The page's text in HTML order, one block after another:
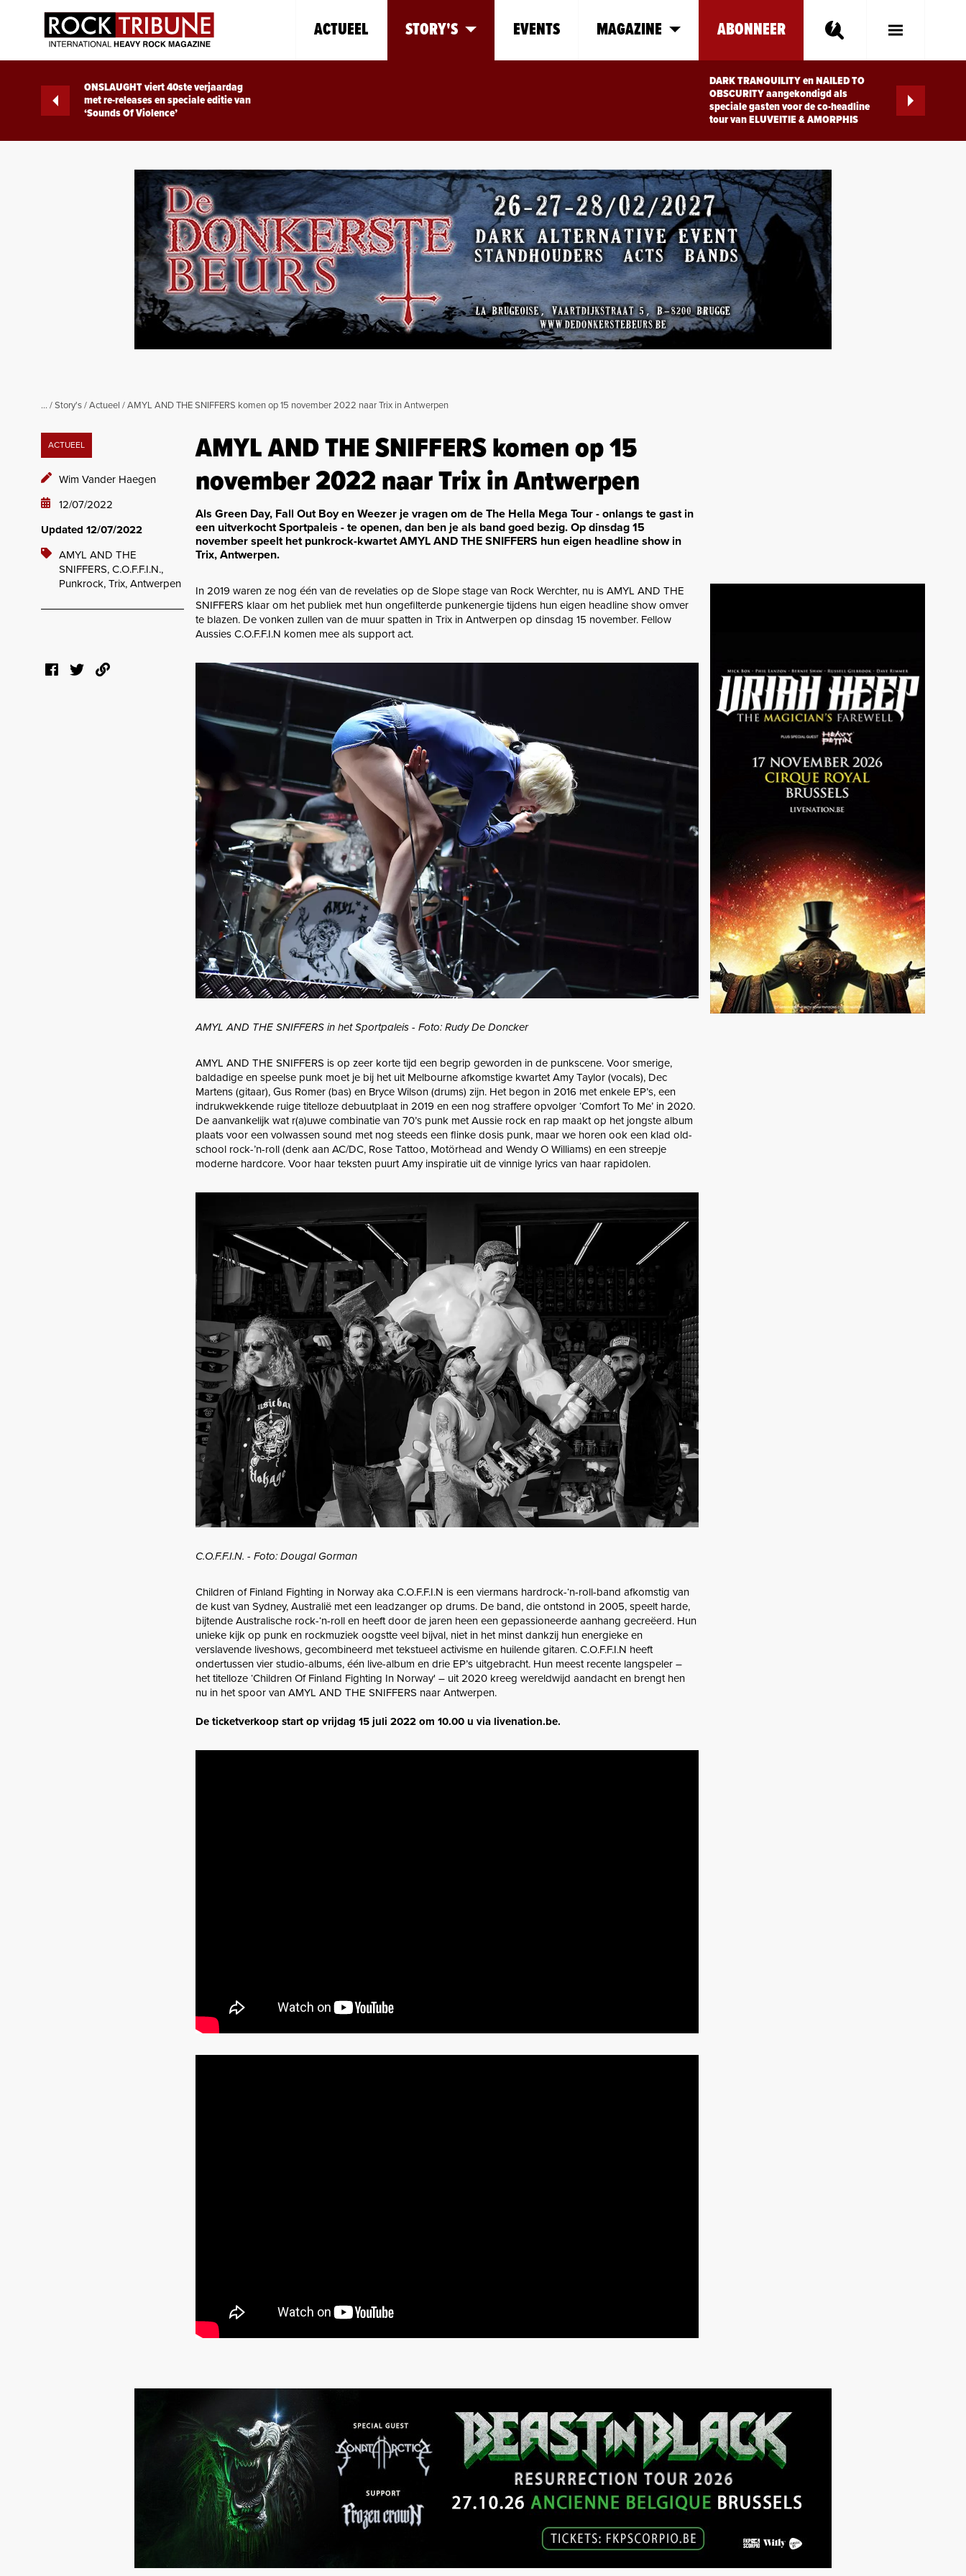
ACTUEEL STORY'S EVENTS MAGAZINE ABONNEER
Toggle
ONSLAUGHT viert 40ste verjaardag
met re-releases en speciale editie van
‘Sounds Of Violence’
DARK TRANQUILITY en NAILED TO
OBSCURITY aangekondigd als
speciale gasten voor de co-headline
tour van ELUVEITIE & AMORPHIS
... /Story's/Actueel /AMYL AND THE SNIFFERS komen op 15 november 2022 naar Trix in Antwerpen
ACTUEEL
Wim Vander Haegen
12/07/2022
Updated 12/07/2022
AMYL AND THE
SNIFFERS, C.O.F.F.I.N.,
Punkrock, Trix, Antwerpen
AMYL AND THE SNIFFERS komen op 15
november 2022 naar Trix in Antwerpen
Als Green Day, Fall Out Boy en Weezer je vragen om de The Hella Mega Tour - onlangs te gast in
een uitverkocht Sportpaleis - te openen, dan ben je als band goed bezig. Op dinsdag 15
november speelt het punkrock-kwartet AMYL AND THE SNIFFERS hun eigen headline show in
Trix, Antwerpen.
In 2019 waren ze nog één van de revelaties op de Slope stage van Rock Werchter, nu is AMYL AND THE
SNIFFERS klaar om het publiek met hun ongefilterde punkenergie tijdens hun eigen headline show omver
te blazen. De vonken zullen van de muur spatten in Trix in Antwerpen op dinsdag 15 november. Fellow
Aussies C.O.F.F.I.N komen mee als support act.
AMYL AND THE SNIFFERS in het Sportpaleis - Foto: Rudy De Doncker
AMYL AND THE SNIFFERS is op zeer korte tijd een begrip geworden in de punkscene. Voor smerige,
baldadige en speelse punk moet je bij het uit Melbourne afkomstige kwartet Amy Taylor (vocals), Dec
Martens (gitaar), Gus Romer (bas) en Bryce Wilson (drums) zijn. Het begon in 2016 met enkele EP’s, een
indrukwekkende ruige titelloze debuutplaat in 2019 en een nog straffere opvolger ‘Comfort To Me’ in 2020.
De aanvankelijk wat r(a)uwe combinatie van 70’s punk met Aussie rock en rap maakt op het jongste album
plaats voor een volwassen sound met nog steeds een flinke dosis punk, maar we horen ook een klad old-
school rock-’n-roll (denk aan AC/DC, Rose Tattoo, Motörhead and Wendy O Williams) en een streepje
moderne hardcore. Voor haar teksten puurt Amy inspiratie uit de vinnige lyrics van haar rapidolen.
C.O.F.F.I.N. - Foto: Dougal Gorman
Children of Finland Fighting in Norway aka C.O.F.F.I.N is een viermans hardrock-‘n-roll-band afkomstig van
de kust van Sydney, Australië met een leadzanger op drums. De band, die ontstond in 2005, speelt harde,
bijtende Australische rock-‘n-roll en heeft door de jaren heen een gepassioneerde aanhang gecreëerd. Hun
unieke kijk op punk en rockmuziek oogstte veel bijval, niet in het minst dankzij hun energieke en
verslavende liveshows, gecombineerd met tekstueel activisme en huilende gitaren. C.O.F.F.I.N heeft
ondertussen vier studio-albums, één live-album en drie EP’s uitgebracht. Hun meest recente langspeler –
het titelloze ‘Children Of Finland Fighting In Norway' – uit 2020 kreeg wereldwijd aandacht en brengt hen
nu in het spoor van AMYL AND THE SNIFFERS naar Antwerpen.
De ticketverkoop start op vrijdag 15 juli 2022 om 10.00 u via livenation.be.